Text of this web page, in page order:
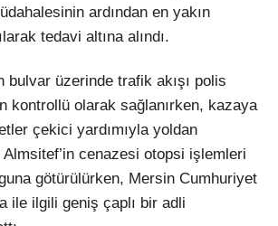
ardından en yakın
tedavi altına alındı.
bulvar üzerinde trafik akışı polis
kontrollü olarak sağlanırken, kazaya
çekici yardımıyla yoldan
Almsitef’in cenazesi otopsi işlemleri
götürülürken, Mersin Cumhuriyet
ile ilgili geniş çaplı bir adli